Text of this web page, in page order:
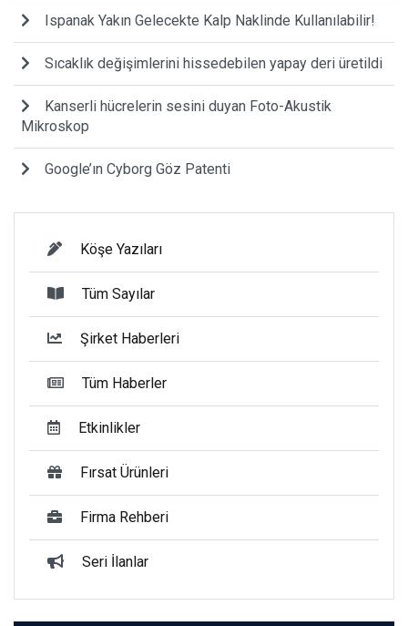
Ispanak Yakın Gelecekte Kalp Naklinde Kullanılabilir!
Sıcaklık değişimlerini hissedebilen yapay deri üretildi
Kanserli hücrelerin sesini duyan Foto-Akustik
Mikroskop
Google’ın Cyborg Göz Patenti
Köşe Yazıları
Tüm Sayılar
Şirket Haberleri
Tüm Haberler
Etkinlikler
Fırsat Ürünleri
Firma Rehberi
Seri İlanlar